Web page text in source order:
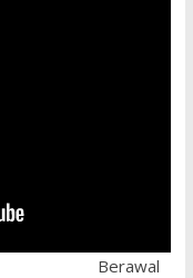
Berawal